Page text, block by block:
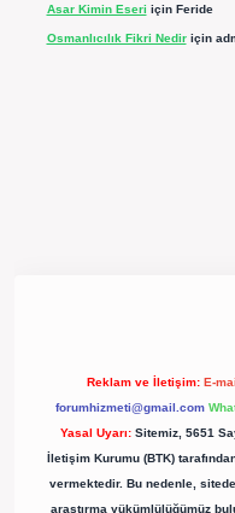
Asar Kimin Eseri için Feride
Osmanlıcılık Fikri Nediriçin
Reklam ve İletişim: E-
forumhizmeti@gmail.com
Yasal Uyarı: Sitemiz, 5651
İletişim Kurumu (BTK)
vermektedir. Bu nedenle,
araştırma yükümlülüğümüz